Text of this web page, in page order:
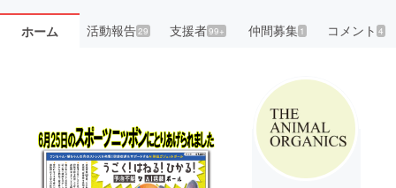
ホーム 活動報告29 支援者99+ 仲間募集 1 コメント4